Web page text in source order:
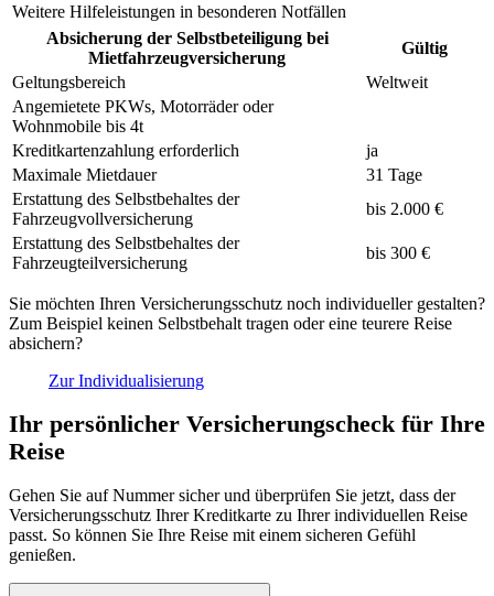
Weitere Hilfeleistungen in besonderen Notfällen
Absicherung der Selbstbeteiligung bei
Mietfahrzeugversicherung
Gültig
Geltungsbereich
Weltweit
Angemietete PKWs, Motorräder oder
Wohnmobile bis 4t
Kreditkartenzahlung erforderlich
ja
Maximale Mietdauer
31 Tage
Erstattung des Selbstbehaltes der
Fahrzeugvollversicherung
bis 2.000 €
Erstattung des Selbstbehaltes der
Fahrzeugteilversicherung
bis 300 €
Sie möchten Ihren Versicherungsschutz noch individueller gestalten?
Zum Beispiel keinen Selbstbehalt tragen oder eine teurere Reise
absichern?
Zur Individualisierung
Ihr persönlicher Versicherungscheck für Ihre
Reise
Gehen Sie auf Nummer sicher und überprüfen Sie jetzt, dass der
Versicherungsschutz Ihrer Kreditkarte zu Ihrer individuellen Reise
passt. So können Sie Ihre Reise mit einem sicheren Gefühl
genießen.